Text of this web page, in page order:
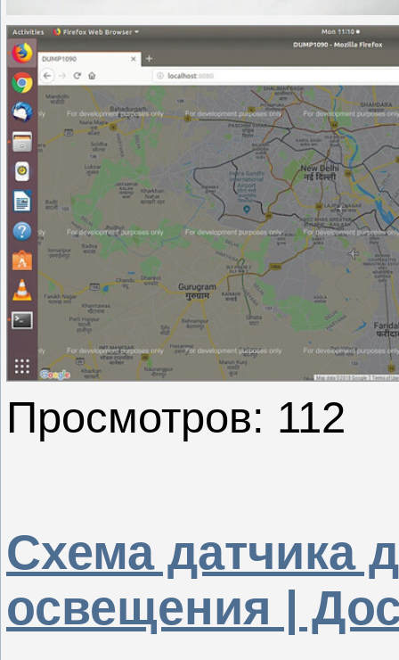
Просмотров: 112
Схема датчика
освещения |